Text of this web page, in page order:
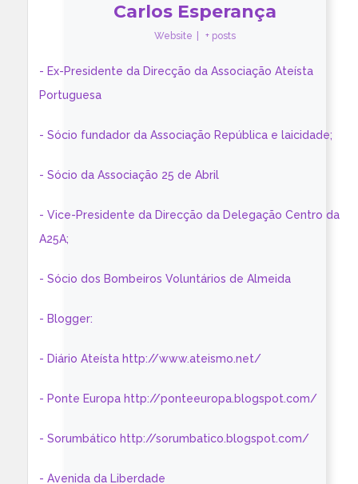
Carlos Esperança
Website + posts
- Ex-Presidente da Direcção da Associação Ateísta
Portuguesa
- Sócio fundador da Associação República e laicidade;
- Sócio da Associação 25 de Abril
- Vice-Presidente da Direcção da Delegação Centro da
A25A;
- Sócio dos Bombeiros Voluntários de Almeida
- Blogger:
- Diário Ateísta http://www.ateismo.net/
- Ponte Europa http://ponteeuropa.blogspot.com/
- Sorumbático http://sorumbatico.blogspot.com/
- Avenida da Liberdade